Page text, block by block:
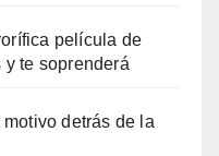
película de
y te soprenderá
detrás de la